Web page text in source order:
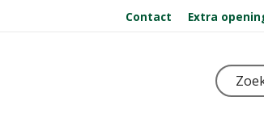
Contact Extra